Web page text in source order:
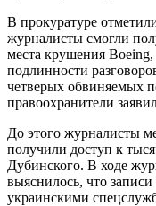
В прокуратуре
журналисты смогли
места крушения
подлинности
четверых обвиняемых
правоохранители
До этого журналисты
получили доступ к
Дубинского. В ходе
выяснилось, что
украинскими